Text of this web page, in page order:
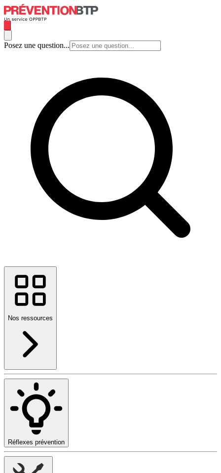
Posez une question...
Nos ressources
Réflexes prévention